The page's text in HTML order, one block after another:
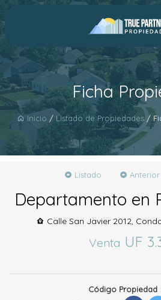
Ficha
Inicio / Listado de Propiedades/
Listado Anterior
Departamento en
Calle San Javier 2012,
Venta UF
Código Propiedad: